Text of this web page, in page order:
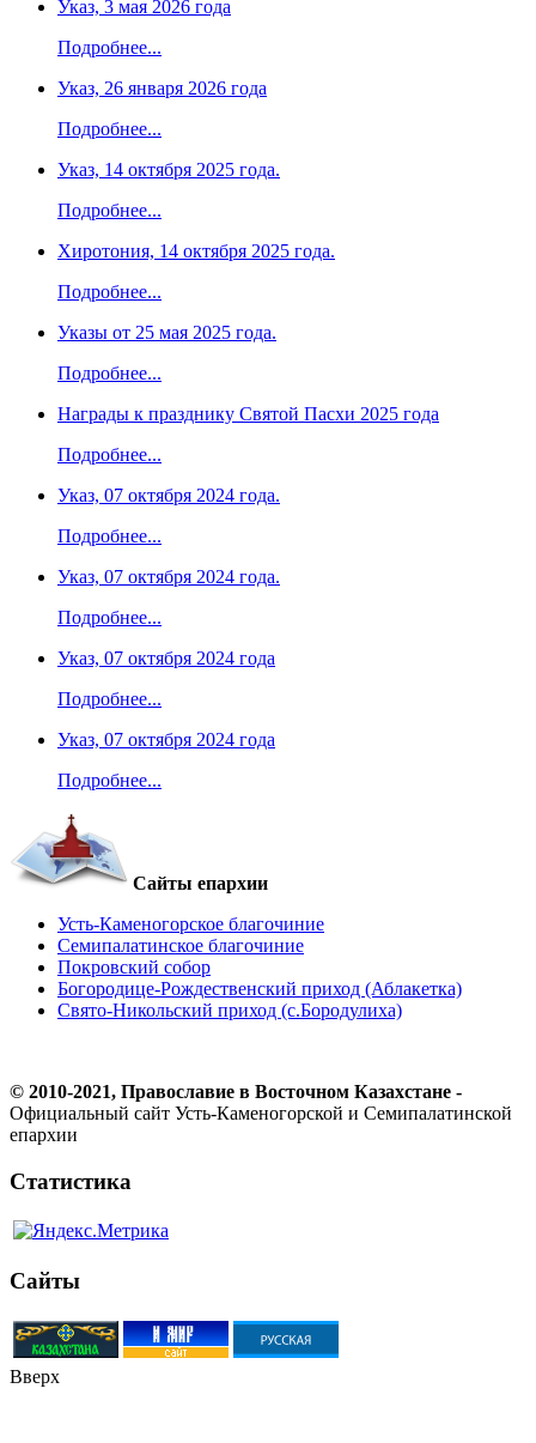
Указ, 3 мая 2026 года
Подробнее...
Указ, 26 января 2026 года
Подробнее...
Указ, 14 октября 2025 года.
Подробнее...
Хиротония, 14 октября 2025 года.
Подробнее...
Указы от 25 мая 2025 года.
Подробнее...
Награды к празднику Святой Пасхи 2025 года
Подробнее...
Указ, 07 октября 2024 года.
Подробнее...
Указ, 07 октября 2024 года.
Подробнее...
Указ, 07 октября 2024 года
Подробнее...
Указ, 07 октября 2024 года
Подробнее...
Сайты епархии
Усть-Каменогорское благочиние
Семипалатинское благочиние
Покровский собор
Богородице-Рождественский приход (Аблакетка)
Свято-Никольский приход (с.Бородулиха)
© 2010-2021, Православие в Восточном Казахстане -
Официальный сайт Усть-Каменогорской и Семипалатинской
епархии
Статистика
Сайты
Вверх